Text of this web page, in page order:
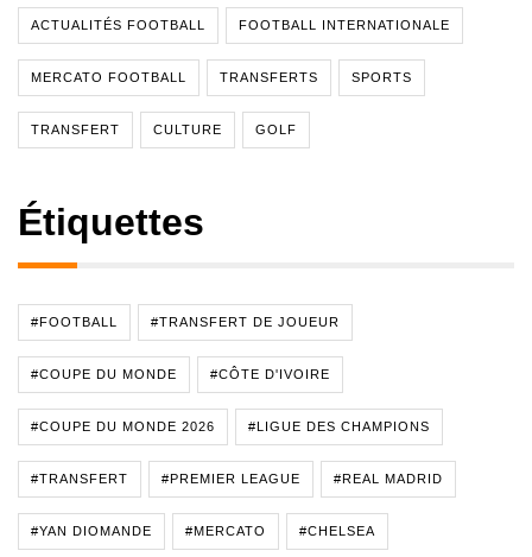
ACTUALITÉS FOOTBALL FOOTBALL INTERNATIONALE
MERCATO FOOTBALL TRANSFERTS SPORTS
TRANSFERT CULTURE GOLF
Étiquettes
#FOOTBALL #TRANSFERT DE JOUEUR
#COUPE DU MONDE #CÔTE D'IVOIRE
#COUPE DU MONDE 2026 #LIGUE DES CHAMPIONS
#TRANSFERT #PREMIER LEAGUE #REAL MADRID
#YAN DIOMANDE #MERCATO #CHELSEA